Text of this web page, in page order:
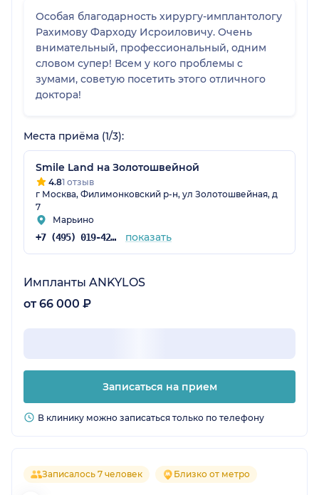
Особая благодарность хирургу-имплантологу
Рахимову Фарходу Исроиловичу. Очень
внимательный, профессиональный, одним
словом супер! Всем у кого проблемы с
зумами, советую посетить этого отличного
доктора!
Места приёма (1/3):
Smile Land на Золотошвейной
4.81 отзыв
г Москва, Филимонковский р-н, ул Золотошвейная, д
7
Марьино
+7 (495) 019-42-02 показать
Импланты ANKYLOS
от 66 000 ₽
Записаться на прием
В клинику можно записаться только по телефону
Записалось 7 человек Близко от метро